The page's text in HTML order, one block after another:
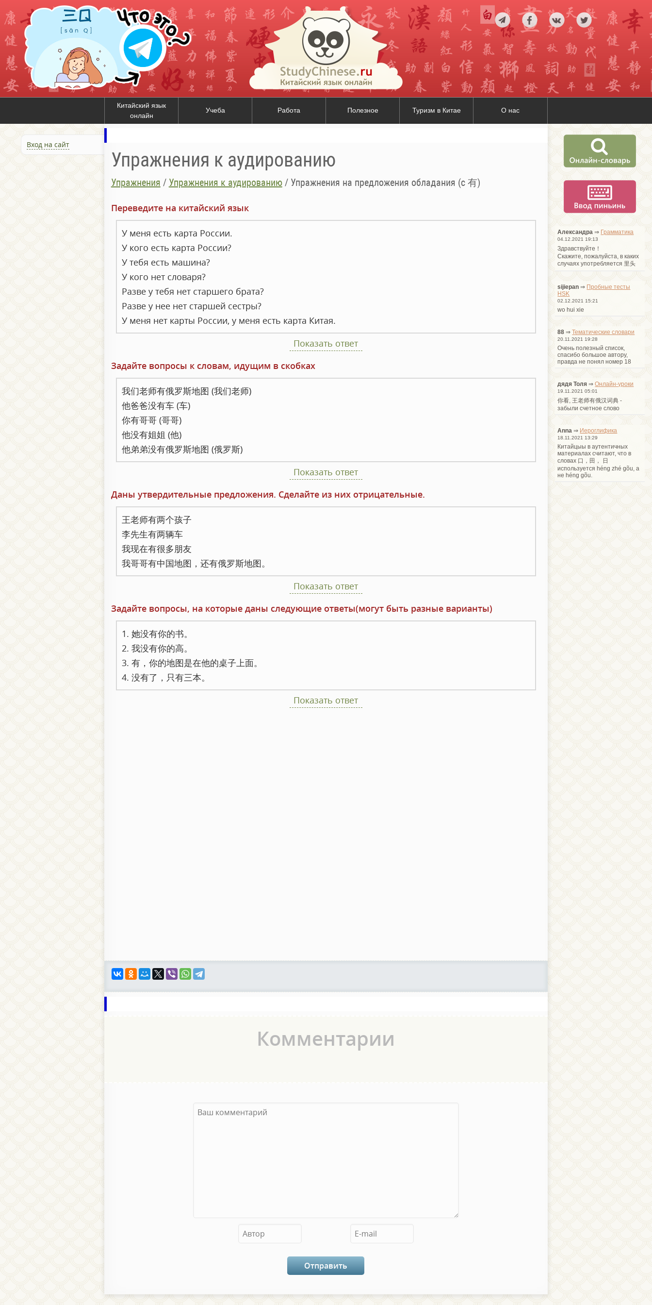
Китайский язык
онлайн
Учеба Работа Полезное Туризм в Китае О нас
Вход на сайт
Упражнения к аудированию
Упражнения / Упражнения к аудированию/ Упражнения на предложения обладания (c 有)
Переведите на китайский язык
У меня есть карта России.
У кого есть карта России?
У тебя есть машина?
У кого нет словаря?
Разве у тебя нет старшего брата?
Разве у нее нет старшей сестры?
У меня нет карты России, у меня есть карта Китая.
Показать ответ
Задайте вопросы к словам, идущим в скобках
我们老师有俄罗斯地图 (我们老师)
他爸爸没有车 (车)
你有哥哥 (哥哥)
他没有姐姐 (他)
他弟弟没有俄罗斯地图 (俄罗斯)
Показать ответ
Даны утвердительные предложения. Сделайте из них отрицательные.
王老师有两个孩子
李先生有两辆车
我现在有很多朋友
我哥哥有中国地图，还有俄罗斯地图。
Показать ответ
Задайте вопросы, на которые даны следующие ответы(могут быть разные варианты)
1. 她没有你的书。
2. 我没有你的高。
3. 有，你的地图是在他的桌子上面。
4. 没有了，只有三本。
Показать ответ
Комментарии
Александра ⇒ Грамматика
04.12.2021 19:13
Здравствуйте！
Cкажите, пожалуйста, в каких
случаях употребляется 里头
sijiepan ⇒ Пробные тесты
HSK
02.12.2021 15:21
wo hui xie
88 ⇒Тематические словари
20.11.2021 19:28
Очень полезный список,
спасибо большое автору,
правда не понял номер 18
дядя Толя ⇒Онлайн-уроки
19.11.2021 05:01
你看, 王老师有俄汉词典 -
забыли счетное слово
Anna ⇒ Иероглифика
18.11.2021 13:29
Китайцыы в аутентичных
материалах считают, что в
словах 口，田， 日
используется héng zhé gõu, а
не héng gõu.